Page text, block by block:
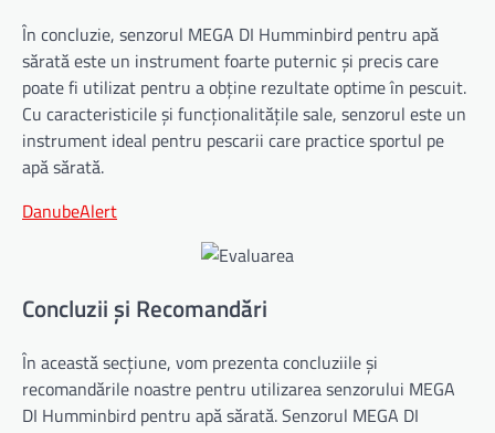
În concluzie, senzorul MEGA DI Humminbird pentru apă
sărată este un instrument foarte puternic și precis care
poate fi utilizat pentru a obține rezultate optime în pescuit.
Cu caracteristicile și funcționalitățile sale, senzorul este un
instrument ideal pentru pescarii care practice sportul pe
apă sărată.
DanubeAlert
Concluzii și Recomandări
În această secțiune, vom prezenta concluziile și
recomandările noastre pentru utilizarea senzorului MEGA
DI Humminbird pentru apă sărată. Senzorul MEGA DI